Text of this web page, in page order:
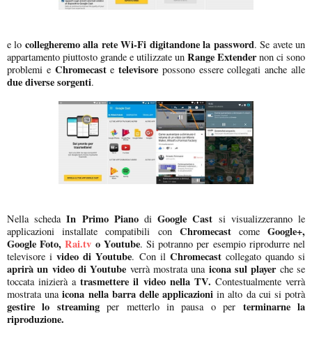
e lo collegheremo alla rete Wi-Fi digitandone la password. Se avete un
appartamento piuttosto grande e utilizzate un Range Extendernon ci sono
problemi e Chromecastetelevisore possono essere collegati anche alle
due diverse sorgenti.
Nella schedaIn Primo PianodiGoogle Cast si visualizzeranno le
applicazioni installate compatibili con ChromecastcomeGoogle+,
Google Foto,Rai.tv o Youtube. Si potranno per esempio riprodurre nel
televisore ivideo di Youtube. Con il Chromecast collegato quando si
aprirà un video di Youtube verrà mostrata una icona sul playerche se
toccata inizierà atrasmettere il video nella TV. Contestualmente verrà
mostrata unaicona nella barra delle applicazioni in alto da cui si potrà
gestire lo streamingper metterlo in pausa o per terminarne la
riproduzione.